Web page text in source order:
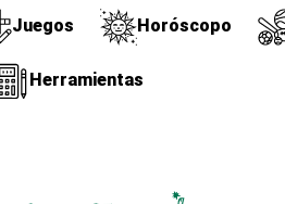
Juegos Horóscopo
Herramientas